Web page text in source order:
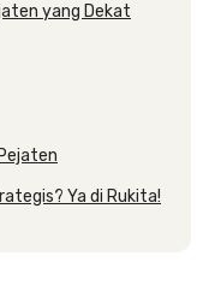
yang Dekat
Ya di Rukita!